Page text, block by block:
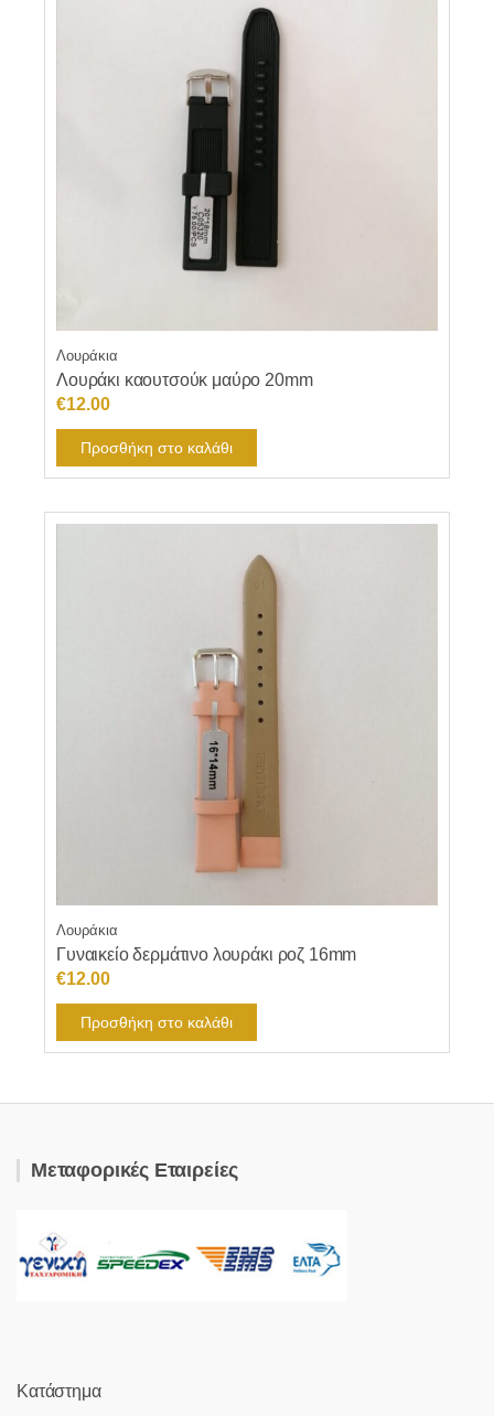
Λουράκια
Λουράκι καουτσούκ μαύρο 20mm
€12.00
Προσθήκη στο καλάθι
Λουράκια
Γυναικείο δερμάτινο λουράκι ροζ 16mm
€12.00
Προσθήκη στο καλάθι
Μεταφορικές Εταιρείες
Κατάστημα